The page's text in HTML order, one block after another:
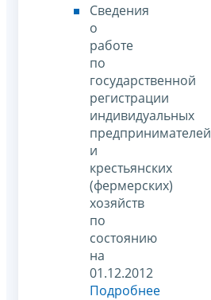
Сведения
о
работе
по
государственной
регистрации
индивидуальных
предпринимателей
и
крестьянских
(фермерских)
хозяйств
по
состоянию
на
01.12.2012
Подробнее